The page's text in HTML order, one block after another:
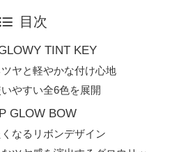
目次
TINT KEY
ヤと軽やかな付け心地
やすい全6色を展開
GLOW BOW
なるリボンデザイン